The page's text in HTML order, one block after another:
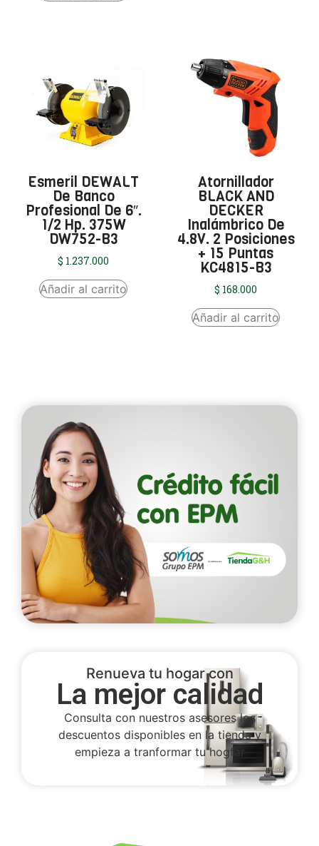
Esmeril DEWALT
De Banco
Profesional De 6″.
1/2 Hp. 375W
DW752-B3
$ 1.237.000
Añadir al carrito
Atornillador
BLACK AND
DECKER
Inalámbrico De
4.8V. 2 Posiciones
+ 15 Puntas
KC4815-B3
$ 168.000
Añadir al carrito
Renueva tu hogar con
La mejor calidad
Consulta con nuestros asesores los
descuentos disponibles en la tienda y
empieza a tranformar tu hogfar